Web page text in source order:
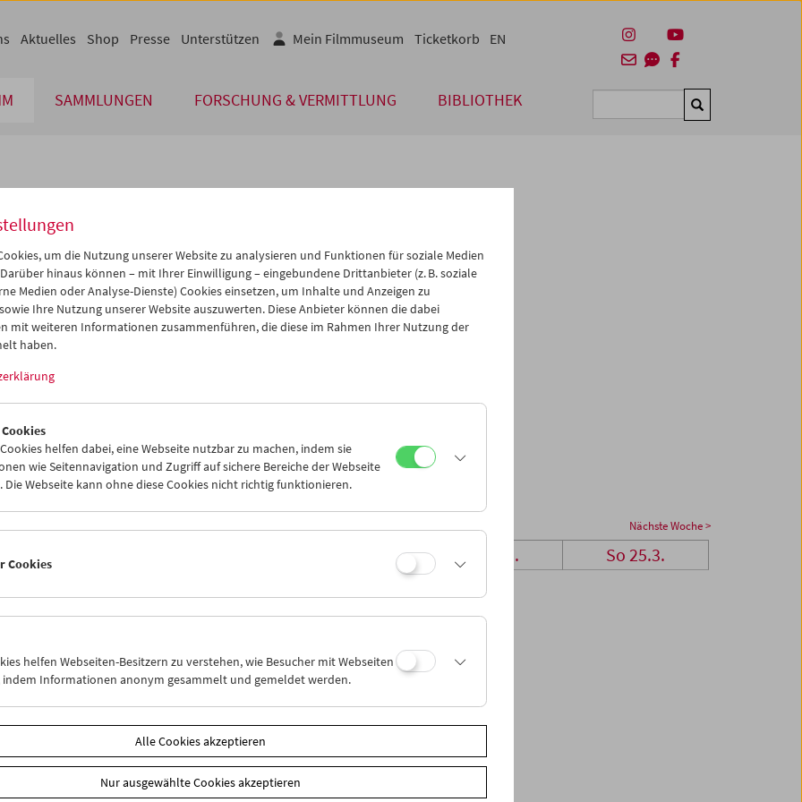
SAMMLUNGEN FORSCHUNG & VERMITTLUNG BIBLIOTHEK Suchen
Aktuelles Shop Presse Unterstützen Mein Filmmuseum Ticketkorb EN
Mär 2012 >>
Mi Do Fr Sa So
29 01 02 03
04
07 08 09 10
11
14 15
21 22
04
iCalender
Programmheft-PDF
English language or subtitles
Nächste Woche >
Mi 21.3. Sa 24.3. So 25.3.
um die Nutzung unserer Website zu analysieren und Funktionen für soziale Medien
hinaus können – mit Ihrer Einwilligung – eingebundene Drittanbieter (z. B. soziale
Medien oder Analyse-Dienste) Cookies einsetzen, um Inhalte und Anzeigen zu
Ihre Nutzung unserer Website auszuwerten. Diese Anbieter können die dabei
mit weiteren Informationen zusammenführen, die diese im Rahmen Ihrer Nutzung der
haben.
helfen dabei, eine Webseite nutzbar zu machen, indem sie
wie Seitennavigation und Zugriff auf sichere Bereiche der Webseite
Die Webseite kann ohne diese Cookies nicht richtig funktionieren.
Cookies
helfen Webseiten-Besitzern zu verstehen, wie Besucher mit Webseiten
indem Informationen anonym gesammelt und gemeldet werden.
Alle Cookies akzeptieren
Nur ausgewählte Cookies akzeptieren